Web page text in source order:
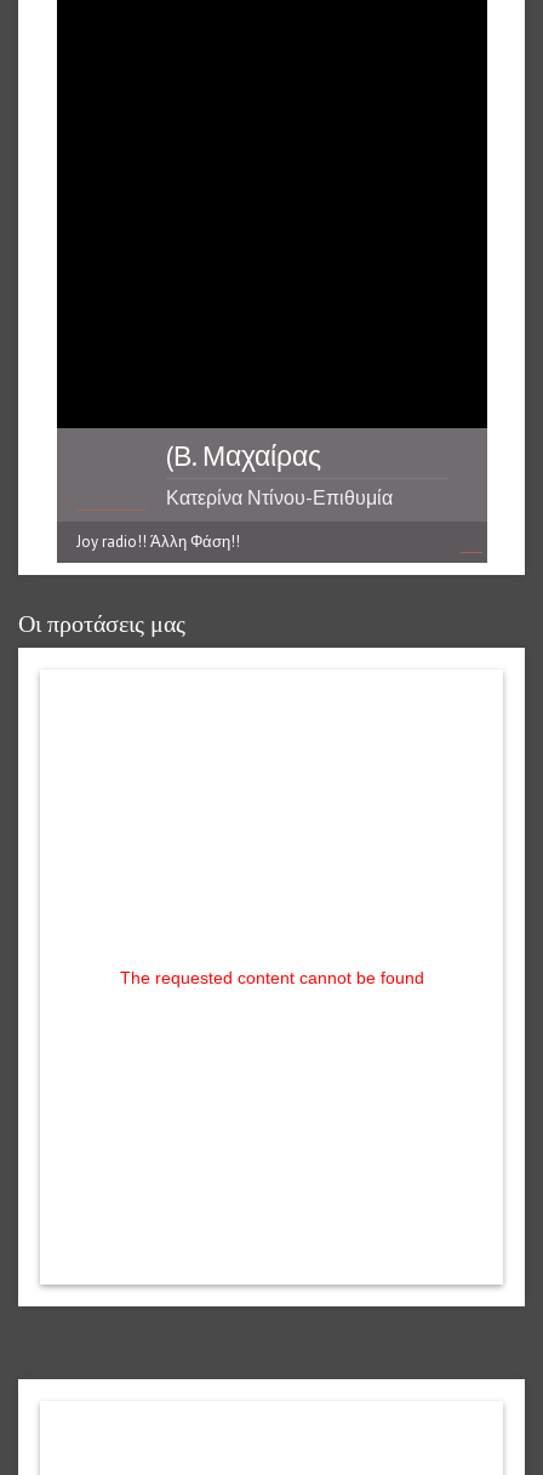
(Β. Μαχαίρας
Κατερίνα Ντίνου-Επιθυμία
Joy radio!! Άλλη Φάση!!
reading data...
Οι προτάσεις μας
The requested content cannot be found